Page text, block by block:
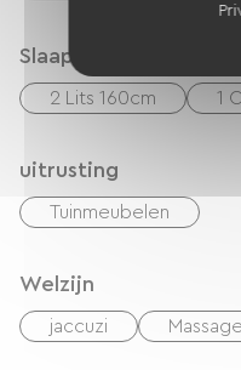
Slaapgelegenheid
2 Lits 160cm 1
uitrusting
Tuinmeubelen
Welzijn
jaccuzi